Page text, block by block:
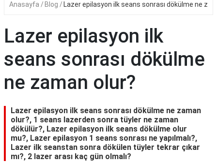
Anasayfa Blog Lazer epilasyon ilk seans sonrası dökülme ne
Lazer epilasyon ilk
seans sonrası dökülme
ne zaman olur?
Lazer epilasyon ilk seans sonrası dökülme ne zaman
olur?, 1 seans lazerden sonra tüyler ne zaman
dökülür?, Lazer epilasyon ilk seans dökülme olur
mu?, Lazer epilasyon 1 seans sonrası ne yapılmalı?,
Lazer ilk seanstan sonra dökülen tüyler tekrar çıkar
mı?, 2 lazer arası kaç gün olmalı?